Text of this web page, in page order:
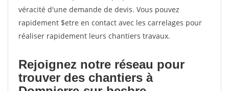
véracité d'une demande de devis. Vous pouvez
rapidement $etre en contact avec les carrelages pour
réaliser rapidement leurs chantiers travaux.
Rejoignez notre réseau pour
trouver des chantiers à